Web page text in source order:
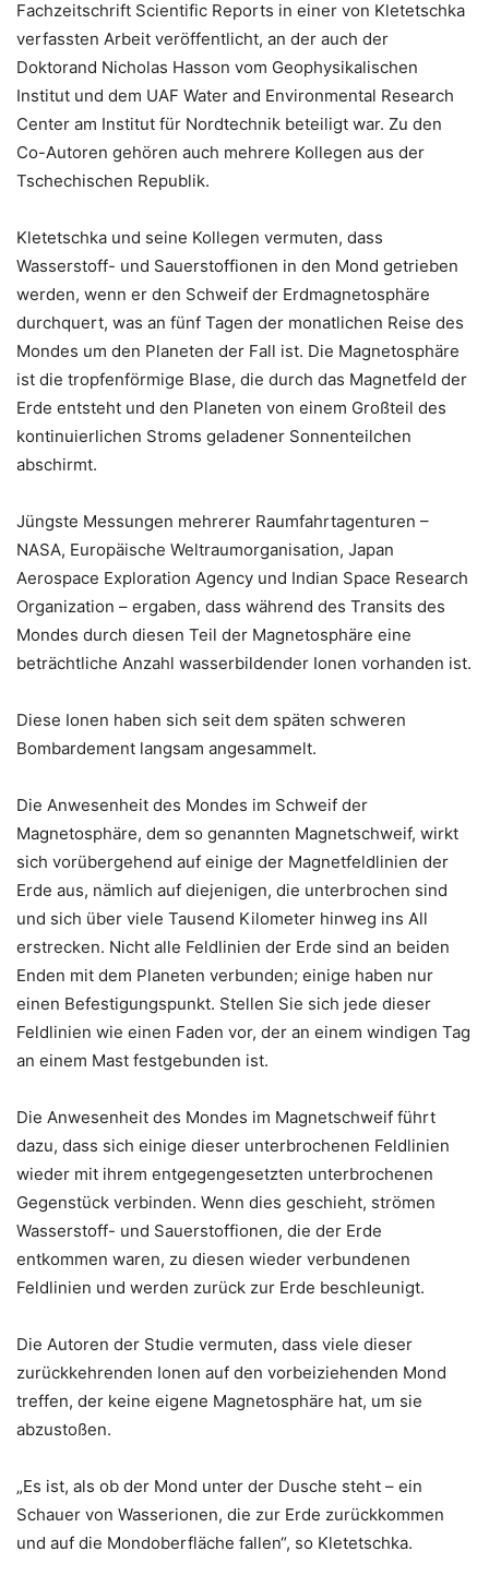
Fachzeitschrift Scientific Reports in einer von Kletetschka
verfassten Arbeit veröffentlicht, an der auch der
Doktorand Nicholas Hasson vom Geophysikalischen
Institut und dem UAF Water and Environmental Research
Center am Institut für Nordtechnik beteiligt war. Zu den
Co-Autoren gehören auch mehrere Kollegen aus der
Tschechischen Republik.
Kletetschka und seine Kollegen vermuten, dass
Wasserstoff- und Sauerstoffionen in den Mond getrieben
werden, wenn er den Schweif der Erdmagnetosphäre
durchquert, was an fünf Tagen der monatlichen Reise des
Mondes um den Planeten der Fall ist. Die Magnetosphäre
ist die tropfenförmige Blase, die durch das Magnetfeld der
Erde entsteht und den Planeten von einem Großteil des
kontinuierlichen Stroms geladener Sonnenteilchen
abschirmt.
Jüngste Messungen mehrerer Raumfahrtagenturen –
NASA, Europäische Weltraumorganisation, Japan
Aerospace Exploration Agency und Indian Space Research
Organization – ergaben, dass während des Transits des
Mondes durch diesen Teil der Magnetosphäre eine
beträchtliche Anzahl wasserbildender Ionen vorhanden ist.
Diese Ionen haben sich seit dem späten schweren
Bombardement langsam angesammelt.
Die Anwesenheit des Mondes im Schweif der
Magnetosphäre, dem so genannten Magnetschweif, wirkt
sich vorübergehend auf einige der Magnetfeldlinien der
Erde aus, nämlich auf diejenigen, die unterbrochen sind
und sich über viele Tausend Kilometer hinweg ins All
erstrecken. Nicht alle Feldlinien der Erde sind an beiden
Enden mit dem Planeten verbunden; einige haben nur
einen Befestigungspunkt. Stellen Sie sich jede dieser
Feldlinien wie einen Faden vor, der an einem windigen Tag
an einem Mast festgebunden ist.
Die Anwesenheit des Mondes im Magnetschweif führt
dazu, dass sich einige dieser unterbrochenen Feldlinien
wieder mit ihrem entgegengesetzten unterbrochenen
Gegenstück verbinden. Wenn dies geschieht, strömen
Wasserstoff- und Sauerstoffionen, die der Erde
entkommen waren, zu diesen wieder verbundenen
Feldlinien und werden zurück zur Erde beschleunigt.
Die Autoren der Studie vermuten, dass viele dieser
zurückkehrenden Ionen auf den vorbeiziehenden Mond
treffen, der keine eigene Magnetosphäre hat, um sie
abzustoßen.
„Es ist, als ob der Mond unter der Dusche steht – ein
Schauer von Wasserionen, die zur Erde zurückkommen
und auf die Mondoberfläche fallen“, so Kletetschka.